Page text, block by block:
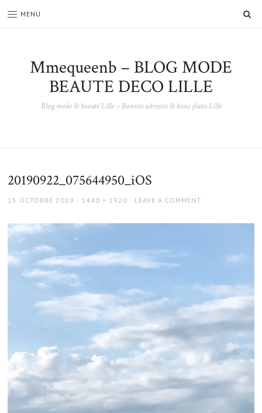
MENU
Mmequeenb – BLOG MODE
BEAUTE DECO LILLE
Blog mode & beauté Lille – Bonnes adresses & bons plans Lille
20190922_075644950_iOS
POSTED
15 OCTOBRE 2019
FULL
1440 × 1920 LEAVE A COMMENT